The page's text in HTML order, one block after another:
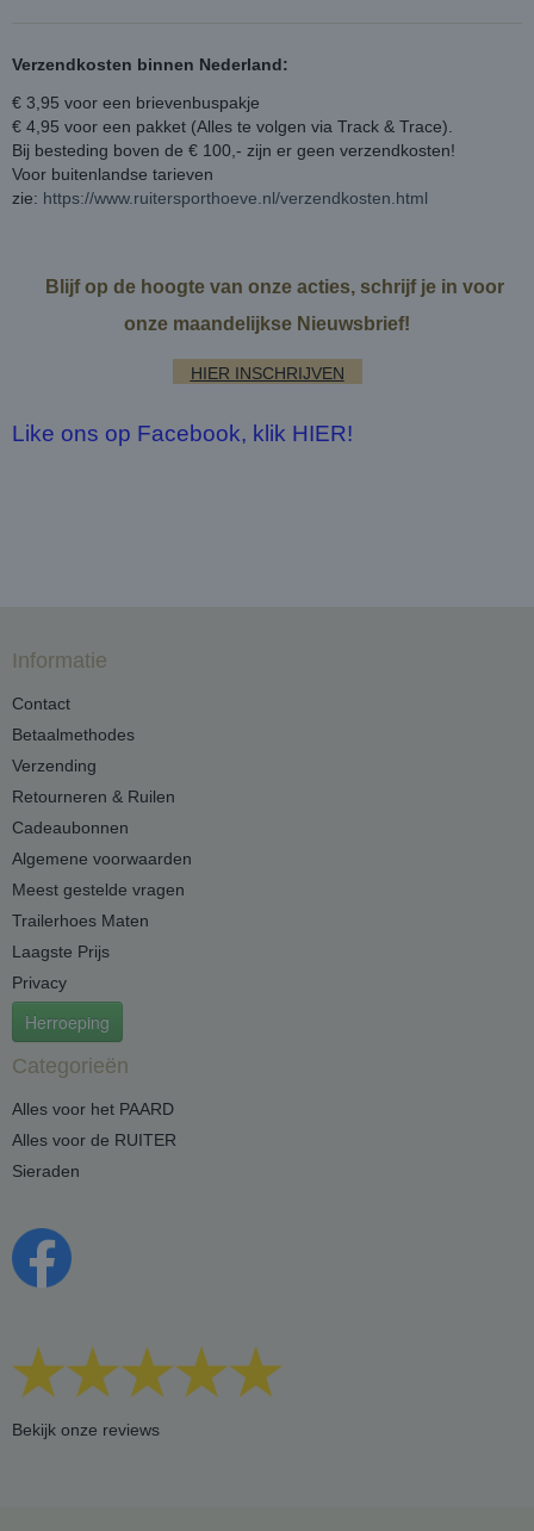
Verzendkosten binnen Nederland:
€ 3,95 voor een brievenbuspakje
€ 4,95 voor een pakket (Alles te volgen via Track & Trace).
Bij besteding boven de € 100,- zijn er geen verzendkosten!
Voor buitenlandse tarieven
zie: https://www.ruitersporthoeve.nl/verzendkosten.html
Blijf op de hoogte van onze acties, schrijf je in voor
onze maandelijkse Nieuwsbrief!
HIER INSCHRIJVEN
Like ons op Facebook, klik HIER!
Informatie
Contact
Betaalmethodes
Verzending
Retourneren & Ruilen
Cadeaubonnen
Algemene voorwaarden
Meest gestelde vragen
Trailerhoes Maten
Laagste Prijs
Privacy
Herroeping
Categorieën
Alles voor het PAARD
Alles voor de RUITER
Sieraden
Bekijk onze reviews